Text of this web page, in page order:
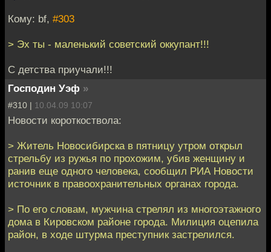
Кому: bf, #303
> Эх ты - маленький советский оккупант!!!
С детства приучали!!!
Господин Уэф »
#310 | 10.04.09 10:07
Новости короткоствола:
> Житель Новосибирска в пятницу утром открыл
стрельбу из ружья по прохожим, убив женщину и
ранив еще одного человека, сообщил РИА Новости
источник в правоохранительных органах города.
> По его словам, мужчина стрелял из многоэтажного
дома в Кировском районе города. Милиция оцепила
район, в ходе штурма преступник застрелился.